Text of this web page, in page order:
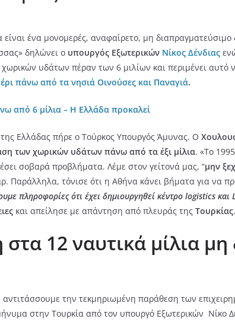
ένα μονομερές, αναφαίρετο, μη
δηλώνει ο υπουργός Εξωτερικών Νίκος Δένδιας
υδάτων πέραν των 6 μιλίων και περιμένει αυτό
πάνω από τα νησιά Οινούσες και Παναγιά.
από 6 μίλια – Η Ελλάδα προκαλεί
Ελλάδας πήρε ο Τούρκος Υπουργός Άμυνας. Ο
των χωρικών υδάτων πάνω από τα έξι μίλια. «Το
σοβαρά προβλήματα. Λέμε στον γείτονά μας, “μην
Παράλληλα, τόνισε ότι η Αθήνα κάνει βήματα για να
πληροφορίες ότι έχει δημιουργηθεί κέντρο logistics
και απείλησε με απάντηση από πλευράς της Τουρκίας.
12 ναυτικά μίλια
την τεκμηριωμένη παράθεση των
στην Τουρκία από τον υπουργό Εξωτερικών Νίκο